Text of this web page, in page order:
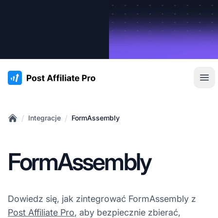
:site.title
/ Integracje / FormAssembly
FormAssembly
Dowiedz się, jak zintegrować FormAssembly z
Post Affiliate Pro, aby bezpiecznie zbierać,